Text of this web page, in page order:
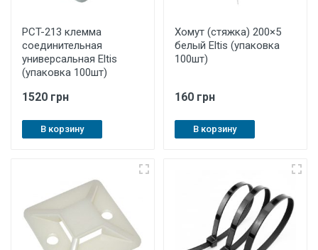
PCT-213 клемма
соединительная
универсальная Eltis
(упаковка 100шт)
1520 грн
В корзину
Хомут (стяжка) 200×5
белый Eltis (упаковка
100шт)
160 грн
В корзину